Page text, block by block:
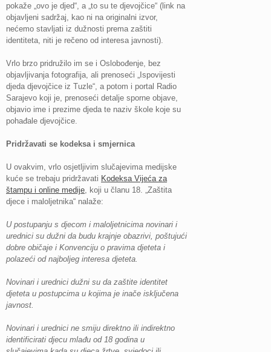
pokaže „ovo je djed“, a „to su te djevojčice“ (link na
objavljeni sadržaj, kao ni na originalni izvor,
nećemo stavljati iz dužnosti prema zaštiti
identiteta, niti je rečeno od interesa javnosti).
Vrlo brzo pridružilo im se i Oslobođenje, bez
objavljivanja fotografija, ali prenoseći „Ispovijesti
djeda djevojčice iz Tuzle“, a potom i portal Radio
Sarajevo koji je, prenoseći detalje sporne objave,
objavio ime i prezime djeda te naziv škole koje su
pohađale djevojčice.
Pridržavati se kodeksa i smjernica
U ovakvim, vrlo osjetljivim slučajevima medijske
kuće se trebaju pridržavati Kodeksa Vijeća za
štampu i online medije , koji u članu 18. „Zaštita
djece i maloljetnika“ nalaže:
U postupanju s djecom i maloljetnicima novinari i
urednici su dužni da budu krajnje obazrivi, poštujući
dobre običaje i Konvenciju o pravima djeteta i
polazeći od najboljeg interesa djeteta.
Novinari i urednici dužni su da zaštite identitet
djeteta u postupcima u kojima je inače isključena
javnost.
Novinari i urednici ne smiju direktno ili indirektno
identificirati djecu mlađu od 18 godina u